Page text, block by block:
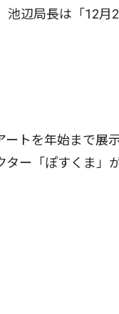
辺局長は「12月
トを年始まで展
ー「ぽすくま」